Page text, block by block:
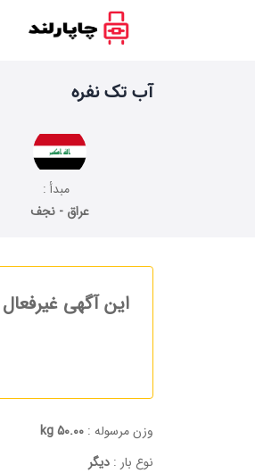
آب تک نفره
مبدأ :
عراق - نجف
این آگهی
وزن مرسوله : 50.00 kg
نوع بار : دیگر